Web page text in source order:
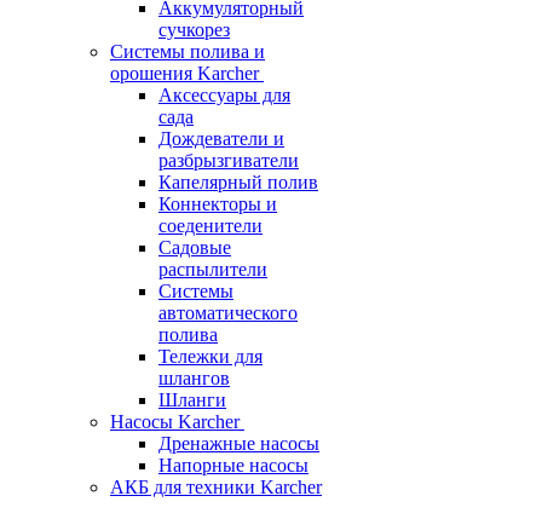
Аккумуляторный
сучкорез
Системы полива и
орошения Karcher
Аксессуары для
сада
Дождеватели и
разбрызгиватели
Капелярный полив
Коннекторы и
соеденители
Садовые
распылители
Системы
автоматического
полива
Тележки для
шлангов
Шланги
Насосы Karcher
Дренажные насосы
Напорные насосы
АКБ для техники Karcher